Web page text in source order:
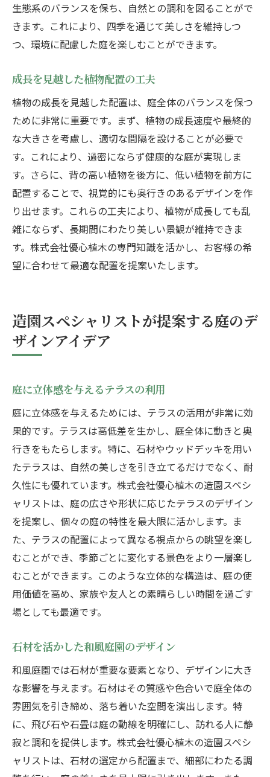
生態系のバランスを保ち、自然との調和を図ることがで
きます。これにより、四季を通じて美しさを維持しつ
つ、環境に配慮した庭を楽しむことができます。
成長を見越した植物配置の工夫
植物の成長を見越した配置は、庭全体のバランスを保つ
ために非常に重要です。まず、植物の成長速度や最終的
な大きさを考慮し、適切な間隔を設けることが必要で
す。これにより、過密にならず健康的な庭が実現しま
す。さらに、背の高い植物を後方に、低い植物を前方に
配置することで、視覚的にも奥行きのあるデザインを作
り出せます。これらの工夫により、植物が成長しても乱
雑にならず、長期間にわたり美しい景観が維持できま
す。株式会社優心植木の専門知識を活かし、お客様の希
望に合わせて最適な配置を提案いたします。
造園スペシャリストが提案する庭のデ
ザインアイデア
庭に立体感を与えるテラスの利用
庭に立体感を与えるためには、テラスの活用が非常に効
果的です。テラスは高低差を生かし、庭全体に動きと奥
行きをもたらします。特に、石材やウッドデッキを用い
たテラスは、自然の美しさを引き立てるだけでなく、耐
久性にも優れています。株式会社優心植木の造園スペシ
ャリストは、庭の広さや形状に応じたテラスのデザイン
を提案し、個々の庭の特性を最大限に活かします。ま
た、テラスの配置によって異なる視点からの眺望を楽し
むことができ、季節ごとに変化する景色をより一層楽し
むことができます。このような立体的な構造は、庭の使
用価値を高め、家族や友人との素晴らしい時間を過ごす
場としても最適です。
石材を活かした和風庭園のデザイン
和風庭園では石材が重要な要素となり、デザインに大き
な影響を与えます。石材はその質感や色合いで庭全体の
雰囲気を引き締め、落ち着いた空間を演出します。特
に、飛び石や石畳は庭の動線を明確にし、訪れる人に静
寂と調和を提供します。株式会社優心植木の造園スペシ
ャリストは、石材の選定から配置まで、細部にわたる調